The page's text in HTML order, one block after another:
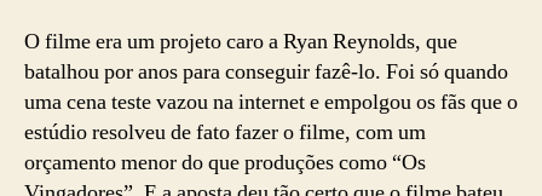
O filme era um projeto caro a Ryan Reynolds, que
batalhou por anos para conseguir fazê-lo. Foi só quando
uma cena teste vazou na internet e empolgou os fãs que o
estúdio resolveu de fato fazer o filme, com um
orçamento menor do que produções como “Os